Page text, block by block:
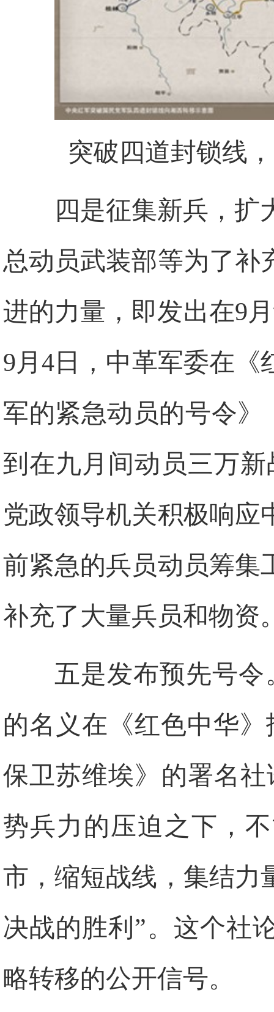
突破四道封锁线
四是征集新兵，扩
总动员武装部等为了补
进的力量，即发出在9
9月4日，中革军委在《
军的紧急动员的号令
到在九月间动员三万
党政领导机关积极响应
前紧急的兵员动员筹集
补充了大量兵员和物资
五是发布预先号
的名义在《红色中华
保卫苏维埃》的署名
势兵力的压迫之下，
市，缩短战线，集结力
决战的胜利”。这个社
略转移的公开信号。